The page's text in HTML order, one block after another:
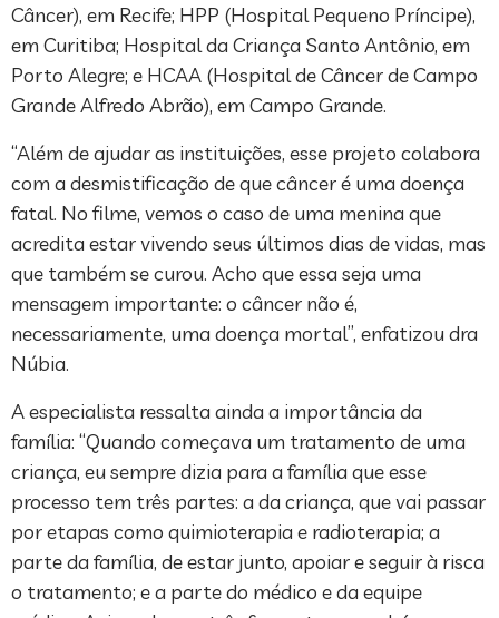
Câncer), em Recife; HPP (Hospital Pequeno Príncipe),
em Curitiba; Hospital da Criança Santo Antônio, em
Porto Alegre; e HCAA (Hospital de Câncer de Campo
Grande Alfredo Abrão), em Campo Grande.
“Além de ajudar as instituições, esse projeto colabora
com a desmistificação de que câncer é uma doença
fatal. No filme, vemos o caso de uma menina que
acredita estar vivendo seus últimos dias de vidas, mas
que também se curou. Acho que essa seja uma
mensagem importante: o câncer não é,
necessariamente, uma doença mortal”, enfatizou dra
Núbia.
A especialista ressalta ainda a importância da
família: “Quando começava um tratamento de uma
criança, eu sempre dizia para a família que esse
processo tem três partes: a da criança, que vai passar
por etapas como quimioterapia e radioterapia; a
parte da família, de estar junto, apoiar e seguir à risca
o tratamento; e a parte do médico e da equipe